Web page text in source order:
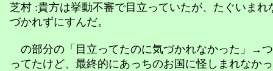
芝村 :貴方は挙動不審で目立っていたが、たぐいまれ
づかれずにすんだ。
の部分の「目立ってたのに気づかれなかった」→
ってたけど、最終的にあっちのお国に怪しまれなか